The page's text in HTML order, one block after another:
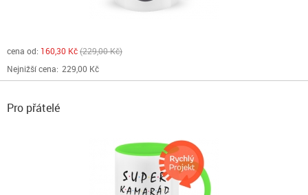
cena od: 160,30 Kč 229,00 Kč
Nejnižší cena: 229,00 Kč
Pro přátelé